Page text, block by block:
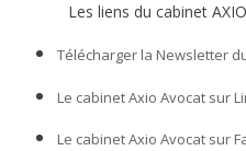
Les liens du cabinet
Télécharger la Newsletter
Le cabinet Axio Avocat sur
Le cabinet Axio Avocat sur